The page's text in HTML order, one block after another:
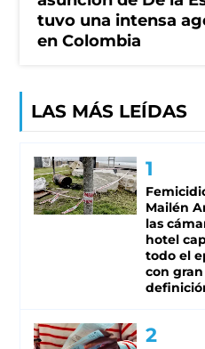
tuvo una intensa
en Colombia
LAS MÁS LEÍDAS
Mailén
las
hotel
todo el
con gran